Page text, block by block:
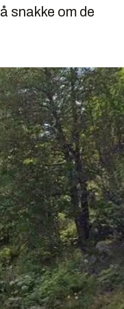
snakke om de